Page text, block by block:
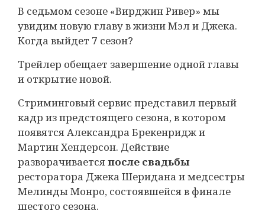
В седьмом сезоне «Вирджин Ривер» мы
увидим новую главу в жизни Мэл и Джека.
Когда выйдет 7 сезон?
Трейлер обещает завершение одной главы
и открытие новой.
Стриминговый сервис представил первый
кадр из предстоящего сезона, в котором
появятся Александра Брекенридж и
Мартин Хендерсон. Действие
разворачиваетсяпосле свадьбы
ресторатора Джека Шеридана и медсестры
Мелинды Монро, состоявшейся в финале
шестого сезона.